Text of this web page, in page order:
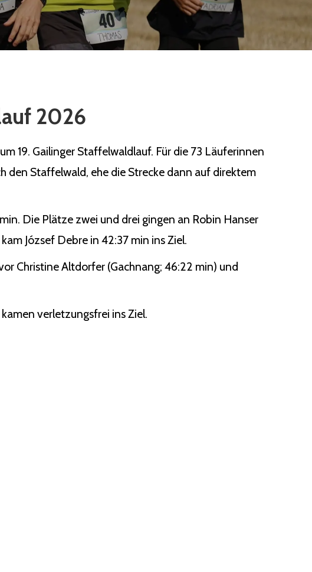
2026
19. Gailinger Staffelwaldlauf. Für die 73 Läuferinnen
den Staffelwald, ehe die Strecke dann auf direktem
Die Plätze zwei und drei gingen an Robin Hanser
József Debre in 42:37 min ins Ziel.
Christine Altdorfer (Gachnang; 46:22 min) und
verletzungsfrei ins Ziel.